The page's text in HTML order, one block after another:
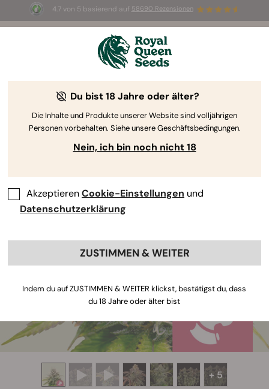
4.7 von 5 basierend auf 58690 Rezensionen
2-für-1—Nur für kurze Zeit
1d 8h 49m 30s
+ 5
Du bist 18 Jahre oder älter?
Die Inhalte und Produkte unserer Website sind volljährigen
Personen vorbehalten. Siehe unsere Geschäftsbedingungen.
Nein, ich bin noch nicht 18
AkzeptierenCookie-Einstellungen und
Datenschutzerklärung
ZUSTIMMEN & WEITER
Indem du auf ZUSTIMMEN & WEITER klickst, bestätigst du, dass
du 18 Jahre oder älter bist